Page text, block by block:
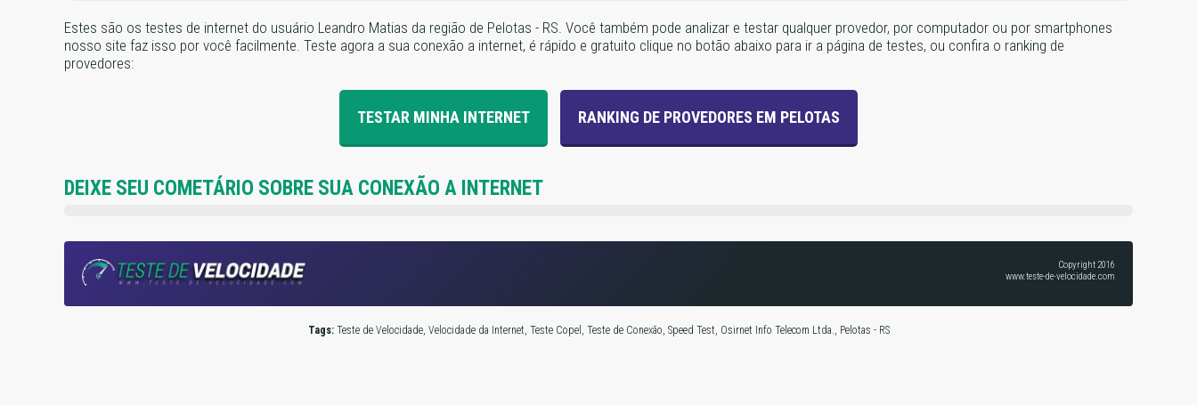
Estes são os testes de internet do usuário Leandro Matias da região de Pelotas - RS. Você também pode analizar e testar qualquer provedor, por computador ou por smartphones
nosso site faz isso por você facilmente. Teste agora a sua conexão a internet, é rápido e gratuito clique no botão abaixo para ir a página de testes, ou confira o ranking de
provedores:
TESTAR MINHA INTERNET RANKING DE PROVEDORES EM PELOTAS
DEIXE SEU COMETÁRIO SOBRE SUA CONEXÃO A INTERNET
Copyright 2016
www.teste-de-velocidade.com
Tags:Teste de Velocidade, Velocidade da Internet, Teste Copel, Teste de Conexão, Speed Test, Osirnet Info Telecom Ltda., Pelotas - RS